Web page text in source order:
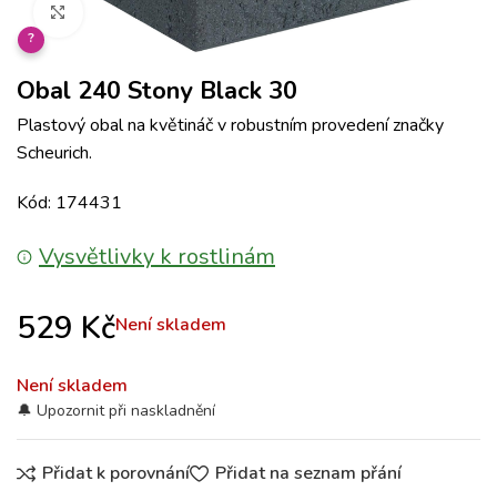
Klikněte pro zvětšení
?
Obal 240 Stony Black 30
Plastový obal na květináč v robustním provedení značky
Scheurich.
Kód: 174431
Vysvětlivky k rostlinám
529 KčNení skladem
Není skladem
Přidat k porovnání Přidat na seznam přání